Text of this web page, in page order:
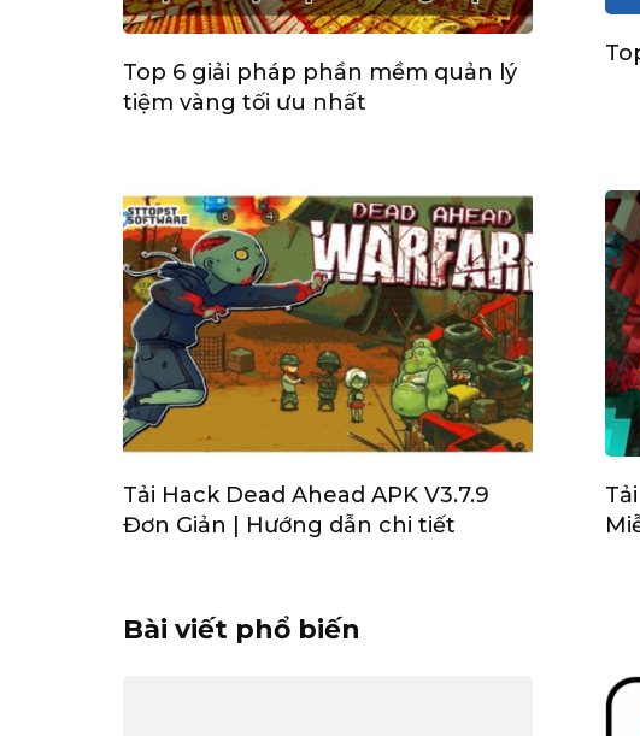
Top 6 giải pháp phần mềm quản lý
tiệm vàng tối ưu nhất
Tải Hack Dead Ahead APK V3.7.9
Đơn Giản | Hướng dẫn chi tiết
Bài viết phổ biến